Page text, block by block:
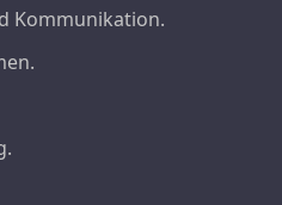
Kommunikation.